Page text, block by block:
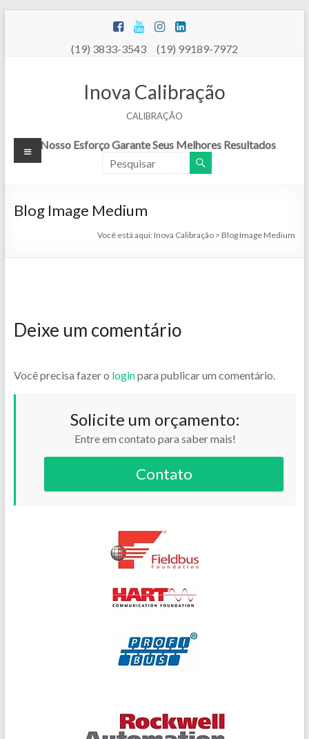
(19) 3833-3543 (19) 99189-7972
Inova Calibração
CALIBRAÇÃO
Nosso Esforço Garante Seus Melhores Resultados
Menu
Blog Image Medium
Você está aqui: Inova Calibração > Blog Image Medium
Deixe um comentário
Você precisa fazer o loginpara publicar um comentário.
Solicite um orçamento:
Entre em contato para saber mais!
Contato